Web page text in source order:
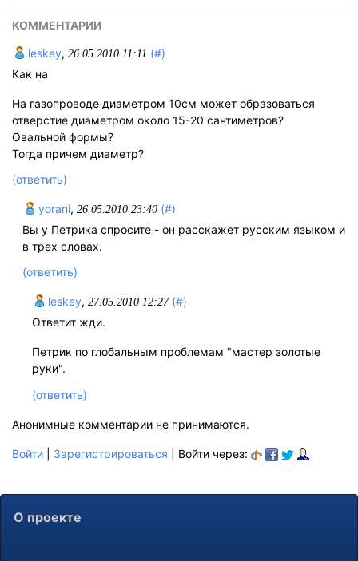
КОММЕНТАРИИ
leskey, 26.05.2010 11:11 (#)
Как на
На газопроводе диаметром 10см может образоваться
отверстие диаметром около 15-20 сантиметров?
Овальной формы?
Тогда причем диаметр?
(ответить)
yorani, 26.05.2010 23:40 (#)
Вы у Петрика спросите - он расскажет русским языком и
в трех словах.
(ответить)
leskey, 27.05.2010 12:27 (#)
Ответит жди.
Петрик по глобальным проблемам "мастер золотые
руки".
(ответить)
Анонимные комментарии не принимаются.
Войти Зарегистрироваться | Войти через:
О проекте